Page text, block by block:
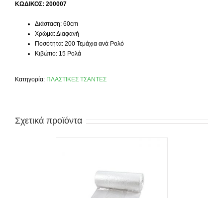
ΚΩΔΙΚΟΣ: 200007
Διάσταση: 60cm
Χρώμα: Διαφανή
Ποσότητα: 200 Τεμάχια ανά Ρολό
Κιβώτιο: 15 Ρολά
Κατηγορία: ΠΛΑΣΤΙΚΕΣ ΤΣΑΝΤΕΣ
Σχετικά προϊόντα